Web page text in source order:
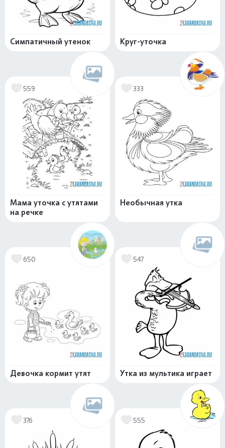
Симпатичный утенок Круг-уточка
559
Мама уточка с утятами
на речке
333
Необычная утка
650
Девочка кормит утят
547
Утка из мультика играет
376 555